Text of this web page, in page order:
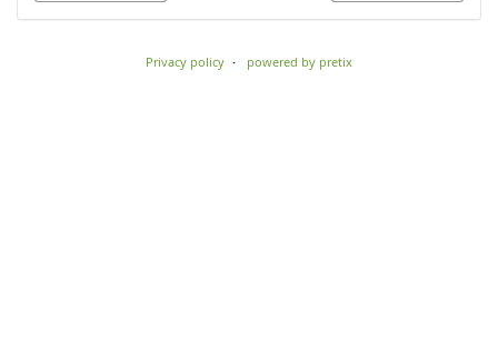
Privacy policy powered by pretix